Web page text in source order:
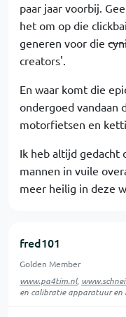
paar jaar voorbij.
het om op die
generen voor die
creators'.
En waar komt die
ondergoed vandaan
motorfietsen en
Ik heb altijd gedacht
mannen in vuile
meer heilig in deze
fred101
Golden Member
www.pa4tim.nl,
en calibratie apparatuur en